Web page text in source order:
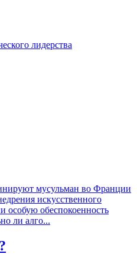
мусульман во Франции
искусственного
особую обеспокоенность
ли алго...